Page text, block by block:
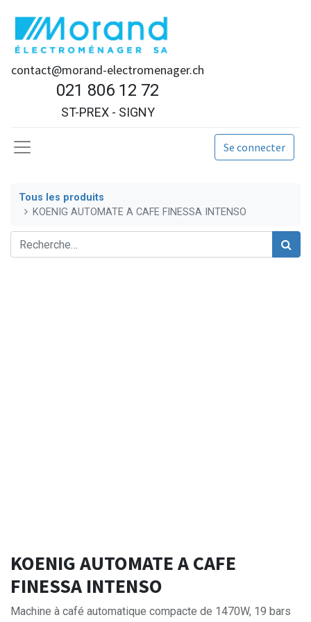
contact@morand-electromenager.ch
021 806 12 72
ST-PREX - SIGNY
Se connecter
Tous les produits
KOENIG AUTOMATE A CAFE FINESSA INTENSO
KOENIG AUTOMATE A CAFE
FINESSA INTENSO
Machine à café automatique compacte de 1470W, 19 bars